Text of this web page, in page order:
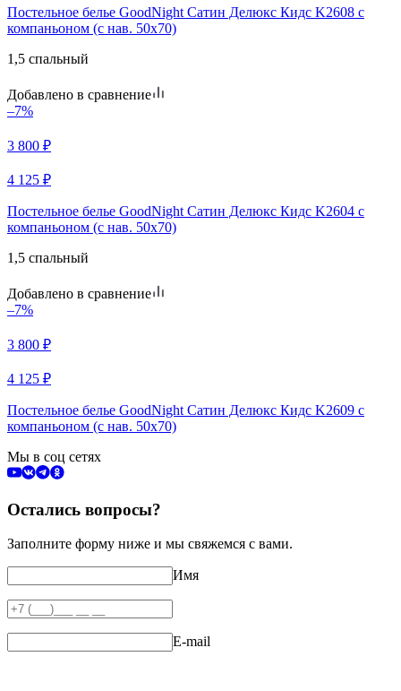
Постельное белье GoodNight Сатин Делюкс Кидс K2608 с
компаньоном (с нав. 50х70)
1,5 спальный
Добавлено в сравнение
–7%
3 800 ₽
4 125 ₽
Постельное белье GoodNight Сатин Делюкс Кидс K2604 с
компаньоном (с нав. 50х70)
1,5 спальный
Добавлено в сравнение
–7%
3 800 ₽
4 125 ₽
Постельное белье GoodNight Сатин Делюкс Кидс K2609 с
компаньоном (с нав. 50х70)
Мы в соц сетях
Остались вопросы?
Заполните форму ниже и мы свяжемся с вами.
Имя
E-mail